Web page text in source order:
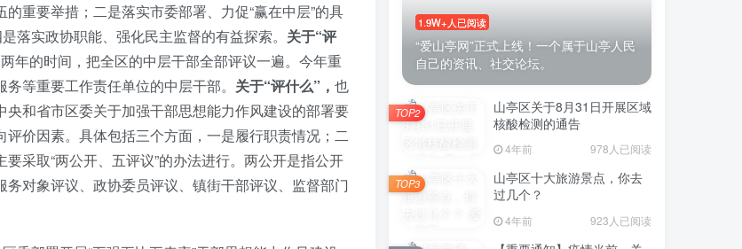
重要举措；二是落实市委部署、力促“赢在中层”的具
落实政协职能、强化民主监督的有益探索。 关于“评
年的时间，把全区的中层干部全部评议一遍。今年重
等重要工作责任单位的中层干部。 关于“评什么”， 也
和省市区委关于加强干部思想能力作风建设的部署要
价因素。具体包括三个方面，一是履行职责情况；二
要采取“两公开、五评议”的办法进行。两公开是指公开
对象评议、政协委员评议、镇街干部评议、监督部门
1.9W+人已阅读
“爱山亭网”正式上线！一个属于山亭人民
自己的资讯、社交论坛。
山亭区关于8月31日开展区域
核酸检测的通告
4年前 978人已阅读
TOP2
山亭区十大旅游景点，你去
过几个？
4年前 923人已阅读
TOP3
登录
社交账号登录
QQ登录 微信登录
使用社交账号登录即表示同意